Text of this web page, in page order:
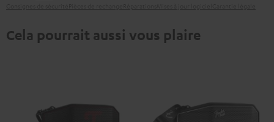
Cela pourrait aussi vous plaire